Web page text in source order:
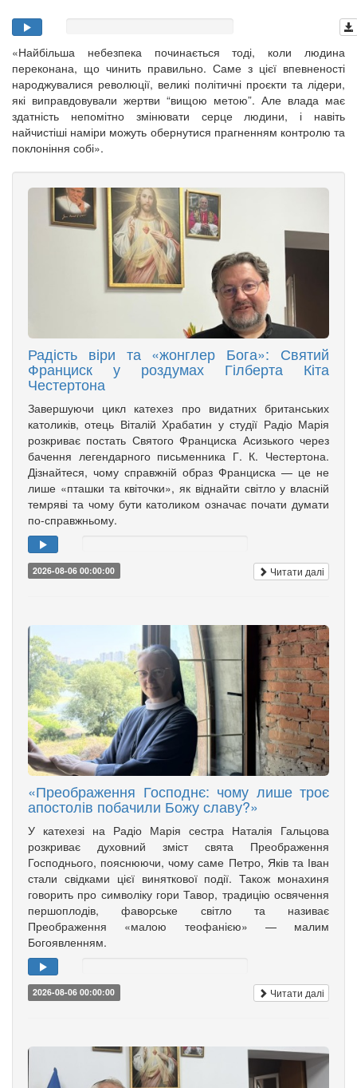
«Найбільша небезпека починається тоді, коли людина
переконана, що чинить правильно. Саме з цієї впевненості
народжувалися революції, великі політичні проєкти та лідери,
які виправдовували жертви “вищою метою”. Але влада має
здатність непомітно змінювати серце людини, і навіть
найчистіші наміри можуть обернутися прагненням контролю та
поклоніння собі».
Радість віри та «жонглер Бога»: Святий
Франциск у роздумах Гілберта Кіта
Честертона
Завершуючи цикл катехез про видатних британських
католиків, отець Віталій Храбатин у студії Радіо Марія
розкриває постать Святого Франциска Асизького через
бачення легендарного письменника Г. К. Честертона.
Дізнайтеся, чому справжній образ Франциска — це не
лише «пташки та квіточки», як віднайти світло у власній
темряві та чому бути католиком означає почати думати
по-справжньому.
2026-08-06 00:00:00 Читати далі
«Преображення Господнє: чому лише троє
апостолів побачили Божу славу?»
У катехезі на Радіо Марія сестра Наталія Гальцова
розкриває духовний зміст свята Преображення
Господнього, пояснюючи, чому саме Петро, Яків та Іван
стали свідками цієї виняткової події. Також монахиня
говорить про символіку гори Тавор, традицію освячення
першоплодів, фаворське світло та називає
Преображення «малою теофанією» — малим
Богоявленням.
2026-08-06 00:00:00 Читати далі